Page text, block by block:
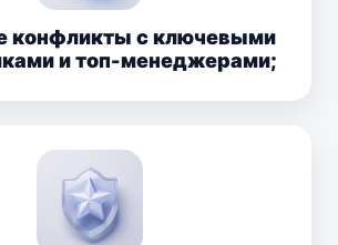
конфликты с ключевыми
и топ-менеджерами;